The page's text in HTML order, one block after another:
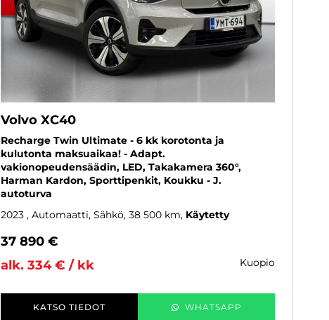
Volvo XC40
Recharge Twin Ultimate - 6 kk korotonta ja
kulutonta maksuaikaa! - Adapt.
vakionopeudensäädin, LED, Takakamera 360°,
Harman Kardon, Sporttipenkit, Koukku - J.
autoturva
2023 , Automaatti, Sähkö, 38 500 km Käytetty
37 890 €
alk. 334 € / kk
kuopio
KATSO TIEDOT WHATSAPP